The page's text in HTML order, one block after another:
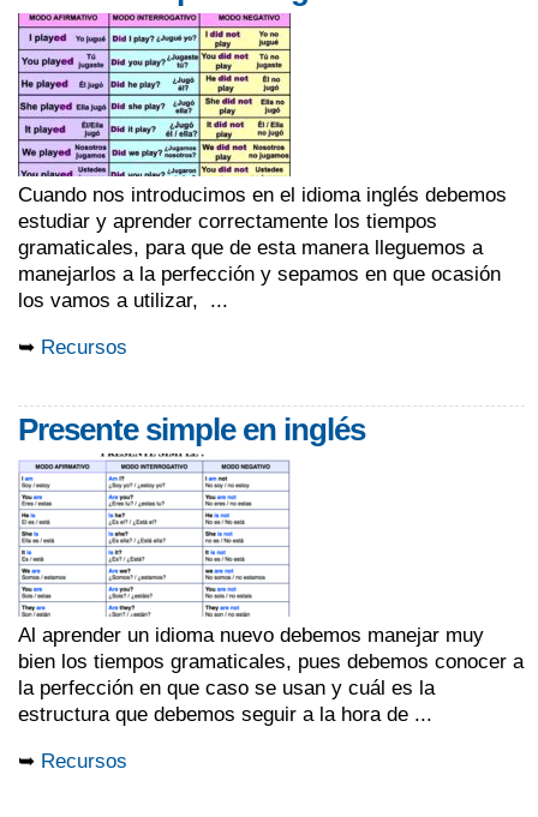
Cuando nos introducimos en el idioma inglés debemos
estudiar y aprender correctamente los tiempos
gramaticales, para que de esta manera lleguemos a
manejarlos a la perfección y sepamos en que ocasión
los vamos a utilizar, ...
➥ Recursos
Presente simple en inglés
Al aprender un idioma nuevo debemos manejar muy
bien los tiempos gramaticales, pues debemos conocer a
la perfección en que caso se usan y cuál es la
estructura que debemos seguir a la hora de ...
➥ Recursos